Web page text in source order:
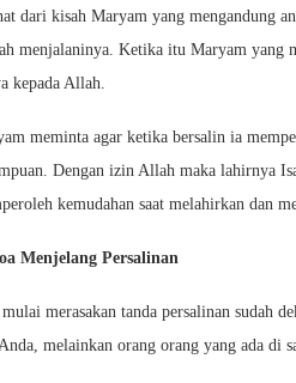
dari kisah Maryam yang mengandung
menjalaninya. Ketika itu Maryam yang
kepada Allah.
meminta agar ketika bersalin ia
Dengan izin Allah maka lahirnya
kemudahan saat melahirkan dan
Menjelang Persalinan
mulai merasakan tanda persalinan sudah
melainkan orang orang yang ada di